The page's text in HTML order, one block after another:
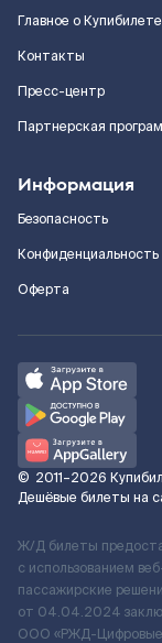
Главное о Купибилете
Контакты
Пресс-центр
Партнерская
Информация
Безопасность
Конфиденциальность
Оферта
© 2011–2026
Дешёвые билеты на
Ж/Д билеты
с использованием
пассажирские
от 04.04.2024
ООО «РЖД-Цифровые